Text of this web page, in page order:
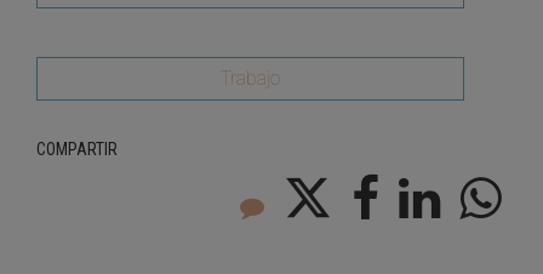
Trabajo
COMPARTIR